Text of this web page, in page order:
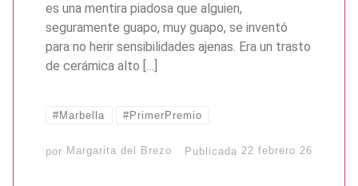
es una mentira piadosa que alguien,
seguramente guapo, muy guapo, se inventó
para no herir sensibilidades ajenas. Era un trasto
de cerámica alto […]
#Marbella #PrimerPremio
por Margarita del Brezo Publicada 22 febrero 26